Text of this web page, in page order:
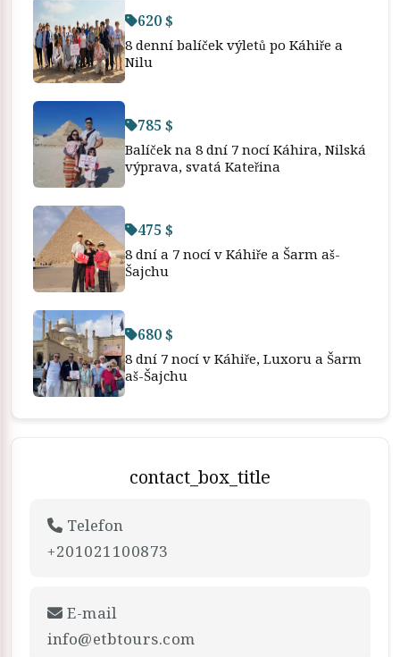
620 $
8 denní balíček výletů po Káhiře a
Nilu
785 $
Balíček na 8 dní 7 nocí Káhira, Nilská
výprava, svatá Kateřina
475 $
8 dní a 7 nocí v Káhiře a Šarm aš-
Šajchu
680 $
8 dní 7 nocí v Káhiře, Luxoru a Šarm
aš-Šajchu
contact_box_title
Telefon
+201021100873
E-mail
info@etbtours.com